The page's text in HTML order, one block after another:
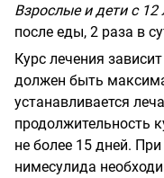
Взрослые и дети с 12
после еды, 2 раза в
Курс лечения
должен быть
устанавливается
продолжительность
не более 15 дней.
нимесулида